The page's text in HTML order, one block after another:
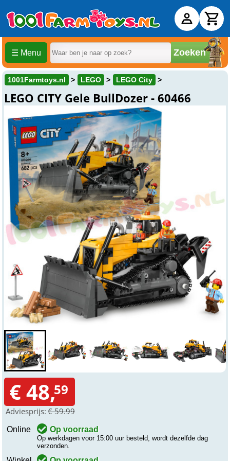
☰ Menu Zoeken
1001Farmtoys.nl LEGO LEGO City
LEGO CITY Gele BullDozer - 60466
€ 48,59
Adviesprijs: € 59.99
Online Op voorraad
Op werkdagen voor 15:00 uur besteld, wordt dezelfde dag
verzonden.